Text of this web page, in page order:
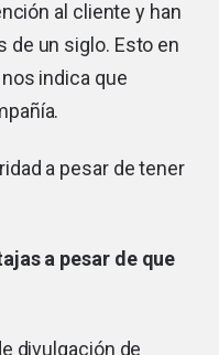
al cliente y han
de un siglo. Esto en
indica que
a pesar de tener
a pesar de que
divulgación de